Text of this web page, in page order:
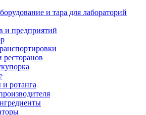
и тара для лабораторий
и предприятий
ресторанов
ротанга